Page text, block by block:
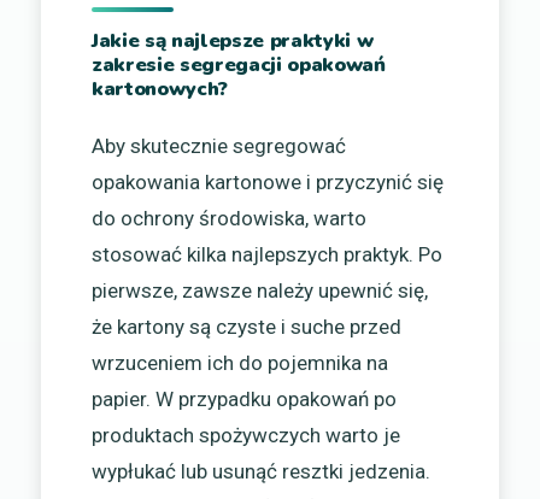
Jakie są najlepsze praktyki w
zakresie segregacji opakowań
kartonowych?
Aby skutecznie segregować
opakowania kartonowe i przyczynić się
do ochrony środowiska, warto
stosować kilka najlepszych praktyk. Po
pierwsze, zawsze należy upewnić się,
że kartony są czyste i suche przed
wrzuceniem ich do pojemnika na
papier. W przypadku opakowań po
produktach spożywczych warto je
wypłukać lub usunąć resztki jedzenia.